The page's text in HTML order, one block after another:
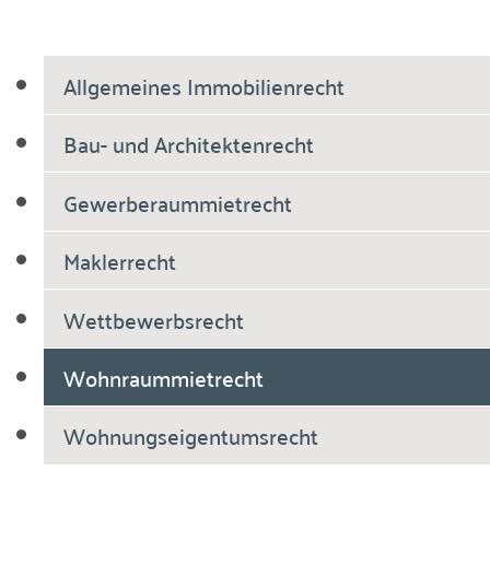
Allgemeines Immobilienrecht
Bau- und Architektenrecht
Gewerberaummietrecht
Maklerrecht
Wettbewerbsrecht
Wohnraummietrecht
Wohnungseigentumsrecht